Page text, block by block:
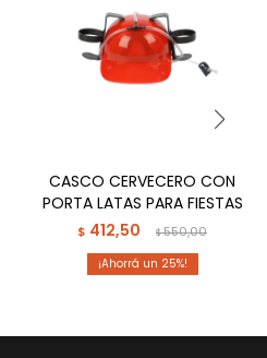
CASCO CERVECERO CON
PORTA LATAS PARA FIESTAS
$ 412,50 $550,00
25